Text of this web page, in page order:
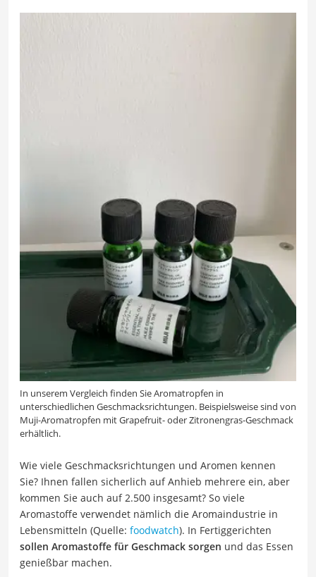
In unserem Vergleich finden Sie Aromatropfen in
unterschiedlichen Geschmacksrichtungen. Beispielsweise sind von
Muji-Aromatropfen mit Grapefruit- oder Zitronengras-Geschmack
erhältlich.
Wie viele Geschmacksrichtungen und Aromen kennen
Sie? Ihnen fallen sicherlich auf Anhieb mehrere ein, aber
kommen Sie auch auf 2.500 insgesamt? So viele
Aromastoffe verwendet nämlich die Aromaindustrie in
Lebensmitteln (Quelle: foodwatch). In Fertiggerichten
sollen Aromastoffe für Geschmack sorgen und das Essen
genießbar machen.